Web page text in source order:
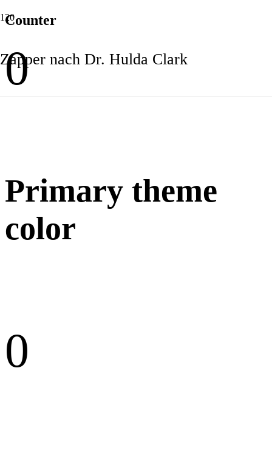
Zapper nach Dr. Hulda Clark
Counter
0
Primary theme
color
0